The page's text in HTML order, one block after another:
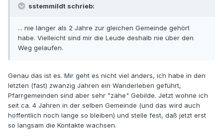
sstemmildt schrieb:
... nie länger als 2 Jahre zur gleichen Gemeinde gehört
habe. Vielleicht sind mir die Leude deshalb nie über den
Weg gelaufen.
Genau das ist es. Mir geht es nicht viel anders, ich habe in den
letzten (fast) zwanzig Jahren ein Wanderleben geführt,
Pfarrgemeinden sind aber sehr "zähe" Gebilde. Jetzt wohne ich
seit ca. 4 Jahren in der selben Gemeinde (und das wird auch
hoffentlich noch lange so bleiben) und stelle fest, daß jetzt erst
so langsam die Kontakte wachsen.